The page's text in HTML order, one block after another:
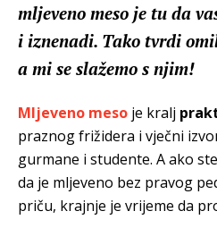
mljeveno meso je tu da
i iznenadi. Tako tvrdi
a mi se slažemo s njim!
Mljeveno meso je kralj
praznog frižidera i vječni
gurmane i studente. A ako
da je mljeveno bez pravog
priču, krajnje je vrijeme da